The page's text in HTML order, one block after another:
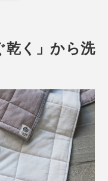
乾く」から洗